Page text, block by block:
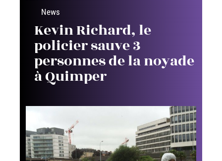
News
Kevin Richard, le
policier sauve 3
personnes de la noyade
à Quimper